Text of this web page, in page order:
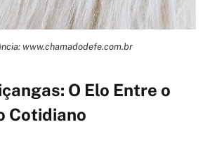
www.chamadodefe.com.br
O Elo Entre o
Cotidiano